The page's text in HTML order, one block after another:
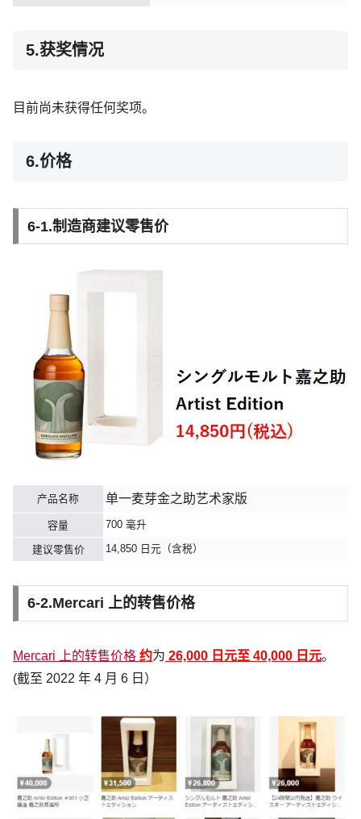
5.获奖情况
目前尚未获得任何奖项。
6.价格
6-1.制造商建议零售价
产品名称 单一麦芽金之助艺术家版
容量 700 毫升
建议零售价 14,850 日元（含税）
6-2.Mercari 上的转售价格
Mercari 上的转售价格 约为 26,000 日元至 40,000 日元。
(截至 2022 年 4 月 6 日）